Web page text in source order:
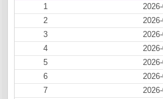
1
2
3
4
5
6
7